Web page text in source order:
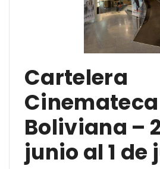
Cartelera
Cinemateca
Boliviana –
junio al 1 de